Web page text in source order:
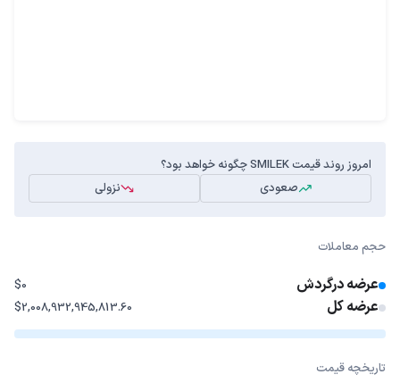
امروز روند قیمت SMILEK چگونه خواهد بود؟
صعودی
نزولی
حجم معاملات
عرضه درگردش $0
عرضه کل $2,008,932,945,813.60
تاریخچه قیمت